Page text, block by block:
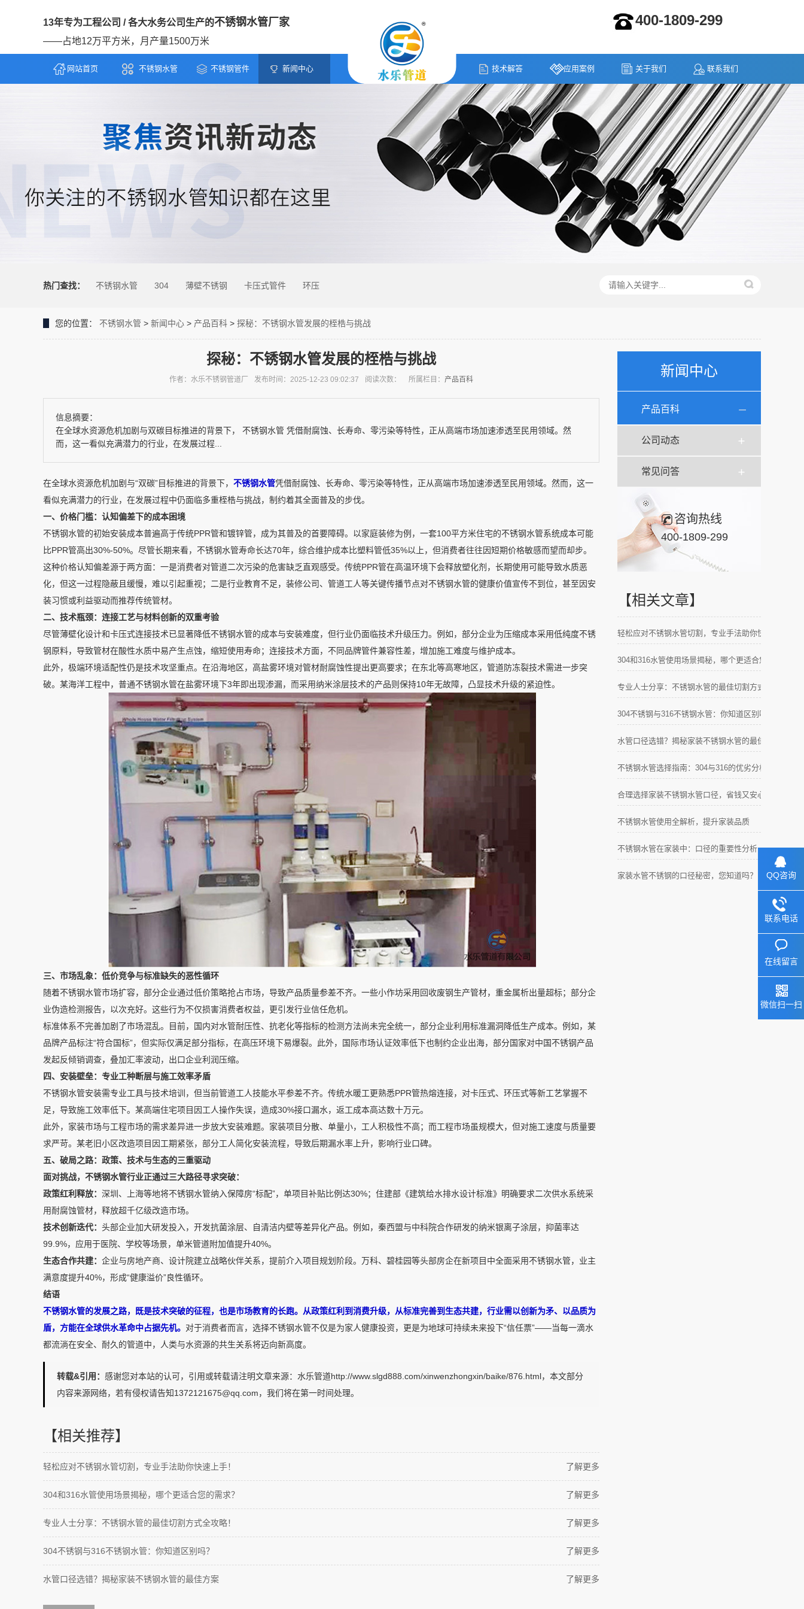
13年专为工程公司 / 各大水务公司生产的不锈钢水管厂家
——占地12万平方米，月产量1500万米
400-1809-299
网站首页 不锈钢水管 不锈钢管件 新闻中心 技术解答 应用案例 关于我们 联系我们
热门查找： 不锈钢水管 304 薄壁不锈钢 卡压式管件 环压
您的位置： 不锈钢水管 > 新闻中心 > 产品百科 > 探秘：不锈钢水管发展的桎梏与挑战
新闻中心
产品百科
公司动态
常见问答
咨询热线
400-1809-299
【相关文章】
轻松应对不锈钢水管切割，专业手法助你快速上手！
304和316水管使用场景揭秘，哪个更适合您的需求？
专业人士分享：不锈钢水管的最佳切割方式全攻略！
304不锈钢与316不锈钢水管：你知道区别吗？
水管口径选错？揭秘家装不锈钢水管的最佳方案
不锈钢水管选择指南：304与316的优劣分析
合理选择家装不锈钢水管口径，省钱又安心
不锈钢水管使用全解析，提升家装品质
不锈钢水管在家装中：口径的重要性分析
家装水管不锈钢的口径秘密，您知道吗？
探秘：不锈钢水管发展的桎梏与挑战
作者：水乐不锈钢管道厂 发布时间：2025-12-23 09:02:37 阅读次数： 所属栏目： 产品百科
信息摘要：
在全球水资源危机加剧与双碳目标推进的背景下， 不锈钢水管 凭借耐腐蚀、长寿命、零污染等特性，正从高端市场加速渗透至民用领域。然
而，这一看似充满潜力的行业，在发展过程...
在全球水资源危机加剧与“双碳”目标推进的背景下， 不锈钢水管凭借耐腐蚀、长寿命、零污染等特性，正从高端市场加速渗透至民用领域。然而，这一
看似充满潜力的行业，在发展过程中仍面临多重桎梏与挑战，制约着其全面普及的步伐。
一、价格门槛：认知偏差下的成本困境
不锈钢水管的初始安装成本普遍高于传统PPR管和镀锌管，成为其普及的首要障碍。以家庭装修为例，一套100平方米住宅的不锈钢水管系统成本可能
比PPR管高出30%-50%。尽管长期来看，不锈钢水管寿命长达70年，综合维护成本比塑料管低35%以上，但消费者往往因短期价格敏感而望而却步。
这种价格认知偏差源于两方面：一是消费者对管道二次污染的危害缺乏直观感受。传统PPR管在高温环境下会释放塑化剂，长期使用可能导致水质恶
化，但这一过程隐蔽且缓慢，难以引起重视；二是行业教育不足，装修公司、管道工人等关键传播节点对不锈钢水管的健康价值宣传不到位，甚至因安
装习惯或利益驱动而推荐传统管材。
二、技术瓶颈：连接工艺与材料创新的双重考验
尽管薄壁化设计和卡压式连接技术已显著降低不锈钢水管的成本与安装难度，但行业仍面临技术升级压力。例如，部分企业为压缩成本采用低纯度不锈
钢原料，导致管材在酸性水质中易产生点蚀，缩短使用寿命；连接技术方面，不同品牌管件兼容性差，增加施工难度与维护成本。
此外，极端环境适配性仍是技术攻坚重点。在沿海地区，高盐雾环境对管材耐腐蚀性提出更高要求；在东北等高寒地区，管道防冻裂技术需进一步突
破。某海洋工程中，普通不锈钢水管在盐雾环境下3年即出现渗漏，而采用纳米涂层技术的产品则保持10年无故障，凸显技术升级的紧迫性。
三、市场乱象：低价竞争与标准缺失的恶性循环
随着不锈钢水管市场扩容，部分企业通过低价策略抢占市场，导致产品质量参差不齐。一些小作坊采用回收废钢生产管材，重金属析出量超标；部分企
业伪造检测报告，以次充好。这些行为不仅损害消费者权益，更引发行业信任危机。
标准体系不完善加剧了市场混乱。目前，国内对水管耐压性、抗老化等指标的检测方法尚未完全统一，部分企业利用标准漏洞降低生产成本。例如，某
品牌产品标注“符合国标”，但实际仅满足部分指标，在高压环境下易爆裂。此外，国际市场认证效率低下也制约企业出海，部分国家对中国不锈钢产品
发起反倾销调查，叠加汇率波动，出口企业利润压缩。
四、安装壁垒：专业工种断层与施工效率矛盾
不锈钢水管安装需专业工具与技术培训，但当前管道工人技能水平参差不齐。传统水暖工更熟悉PPR管热熔连接，对卡压式、环压式等新工艺掌握不
足，导致施工效率低下。某高端住宅项目因工人操作失误，造成30%接口漏水，返工成本高达数十万元。
此外，家装市场与工程市场的需求差异进一步放大安装难题。家装项目分散、单量小，工人积极性不高；而工程市场虽规模大，但对施工速度与质量要
求严苛。某老旧小区改造项目因工期紧张，部分工人简化安装流程，导致后期漏水率上升，影响行业口碑。
五、破局之路：政策、技术与生态的三重驱动
面对挑战，不锈钢水管行业正通过三大路径寻求突破：
政策红利释放： 深圳、上海等地将不锈钢水管纳入保障房“标配”，单项目补贴比例达30%；住建部《建筑给水排水设计标准》明确要求二次供水系统采
用耐腐蚀管材，释放超千亿级改造市场。
技术创新迭代： 头部企业加大研发投入，开发抗菌涂层、自清洁内壁等差异化产品。例如，秦西盟与中科院合作研发的纳米银离子涂层，抑菌率达
99.9%，应用于医院、学校等场景，单米管道附加值提升40%。
生态合作共建： 企业与房地产商、设计院建立战略伙伴关系，提前介入项目规划阶段。万科、碧桂园等头部房企在新项目中全面采用不锈钢水管，业主
满意度提升40%，形成“健康溢价”良性循环。
结语
不锈钢水管的发展之路，既是技术突破的征程，也是市场教育的长跑。从政策红利到消费升级，从标准完善到生态共建，行业需以创新为矛、以品质为
盾，方能在全球供水革命中占据先机。 对于消费者而言，选择不锈钢水管不仅是为家人健康投资，更是为地球可持续未来投下“信任票”——当每一滴水
都流淌在安全、耐久的管道中，人类与水资源的共生关系将迈向新高度。
转载&引用： 感谢您对本站的认可，引用或转载请注明文章来源：水乐管道http://www.slgd888.com/xinwenzhongxin/baike/876.html，本文部分
内容来源网络，若有侵权请告知1372121675@qq.com，我们将在第一时间处理。
【相关推荐】
了解更多
轻松应对不锈钢水管切割，专业手法助你快速上手！
了解更多
304和316水管使用场景揭秘，哪个更适合您的需求？
了解更多
专业人士分享：不锈钢水管的最佳切割方式全攻略！
了解更多
304不锈钢与316不锈钢水管：你知道区别吗？
了解更多
水管口径选错？揭秘家装不锈钢水管的最佳方案
QQ咨询
联系电话
在线留言
微信扫一扫